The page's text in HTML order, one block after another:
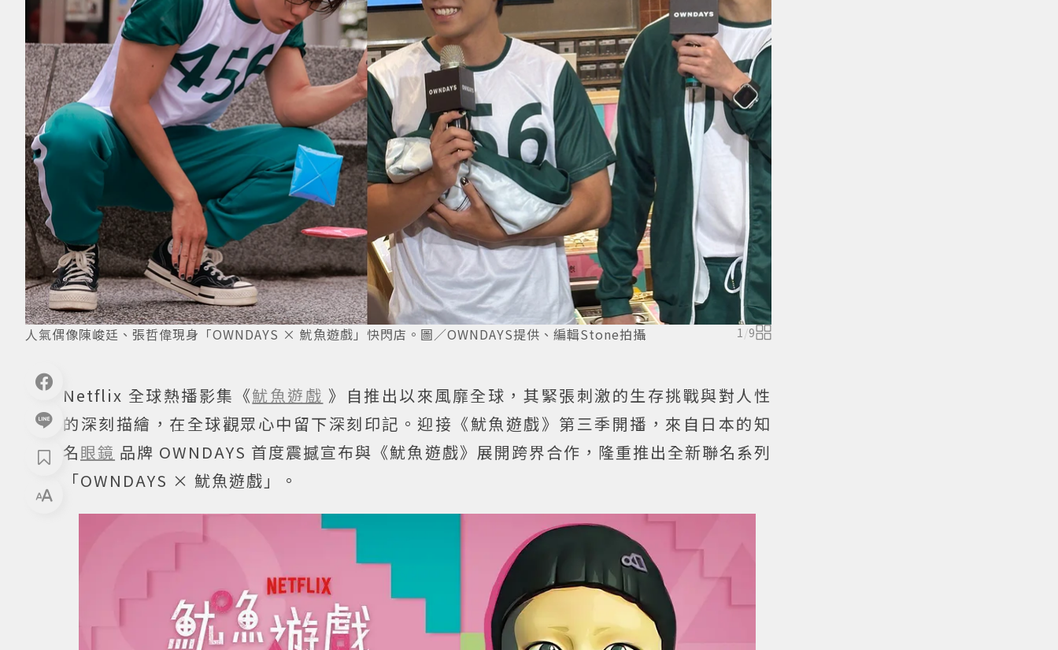
人氣偶像陳峻廷、張哲偉現身「OWNDAYS × 魷魚遊戲」快閃店。圖／OWNDAYS提供、編輯Stone拍攝 1 /9
Netflix 全球熱播影集《魷魚遊戲 》自推出以來風靡全球，其緊張刺激的生存挑戰與對人性
的深刻描繪，在全球觀眾心中留下深刻印記。迎接《魷魚遊戲》第三季開播，來自日本的知
名眼鏡 品牌 OWNDAYS 首度震撼宣布與《魷魚遊戲》展開跨界合作，隆重推出全新聯名系列
「OWNDAYS × 魷魚遊戲」。